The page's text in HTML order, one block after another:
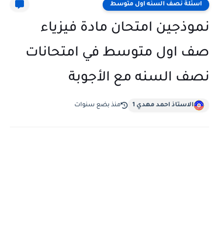
اسئلة نصف السنه اول متوسط
نموذجين امتحان مادة فيزياء
صف اول متوسط في امتحانات
نصف السنه مع الأجوبة
الاستاذ احمد مهدي 1 منذ بضع سنوات